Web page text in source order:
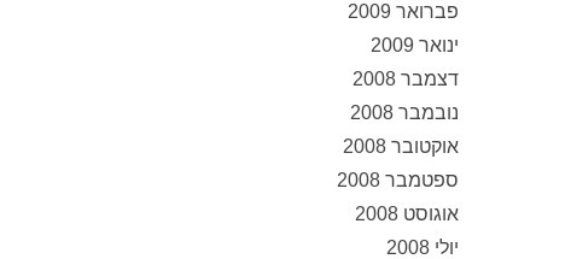
פברואר 2009
ינואר 2009
דצמבר 2008
נובמבר 2008
אוקטובר 2008
ספטמבר 2008
אוגוסט 2008
יולי 2008